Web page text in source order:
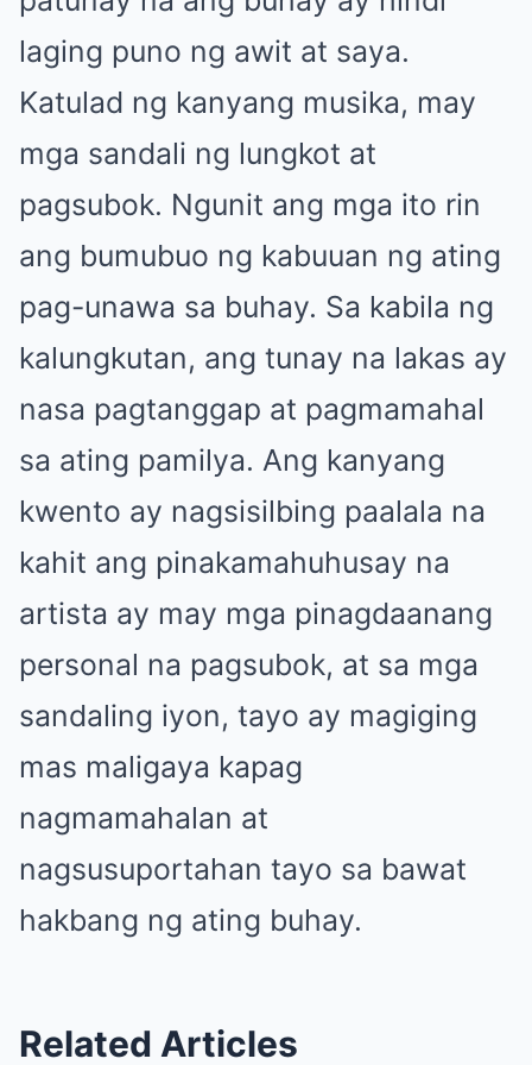
laging puno ng awit at saya.
Katulad ng kanyang musika, may
mga sandali ng lungkot at
pagsubok. Ngunit ang mga ito rin
ang bumubuo ng kabuuan ng ating
pag-unawa sa buhay. Sa kabila ng
kalungkutan, ang tunay na lakas ay
nasa pagtanggap at pagmamahal
sa ating pamilya. Ang kanyang
kwento ay nagsisilbing paalala na
kahit ang pinakamahuhusay na
artista ay may mga pinagdaanang
personal na pagsubok, at sa mga
sandaling iyon, tayo ay magiging
mas maligaya kapag
nagmamahalan at
nagsusuportahan tayo sa bawat
hakbang ng ating buhay.
Related Articles